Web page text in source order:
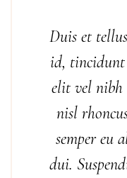
Duis et
id, tincidunt
elit vel nibh
nisl
semper eu
dui.